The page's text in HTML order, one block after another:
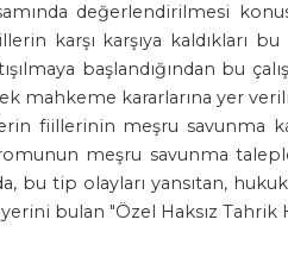
değerlendirilmesi
karşı karşıya
başlandığından bu
mahkeme kararlarına yer
fiillerinin meşru savunma
meşru savunma
bu tip olayları yansıtan,
yerini bulan "Özel Haksız